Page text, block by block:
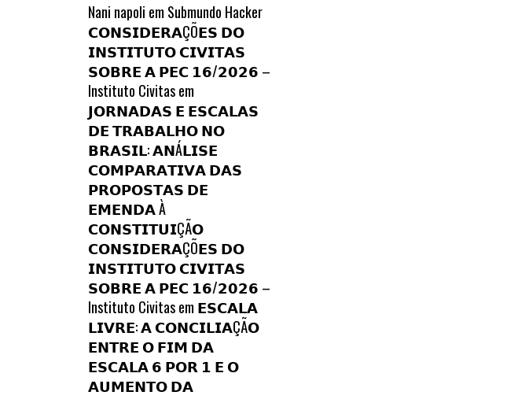
Nani napoli em Submundo Hacker
𝗖𝗢𝗡𝗦𝗜𝗗𝗘𝗥𝗔ÇÕ𝗘𝗦 𝗗𝗢
𝗜𝗡𝗦𝗧𝗜𝗧𝗨𝗧𝗢 𝗖𝗜𝗩𝗜𝗧𝗔𝗦
𝗦𝗢𝗕𝗥𝗘 𝗔 𝗣𝗘𝗖 𝟭𝟲/𝟮𝟬𝟮𝟲 –
Instituto Civitasem
𝗝𝗢𝗥𝗡𝗔𝗗𝗔𝗦 𝗘 𝗘𝗦𝗖𝗔𝗟𝗔𝗦
𝗗𝗘 𝗧𝗥𝗔𝗕𝗔𝗟𝗛𝗢 𝗡𝗢
𝗕𝗥𝗔𝗦𝗜𝗟: 𝗔𝗡Á𝗟𝗜𝗦𝗘
𝗖𝗢𝗠𝗣𝗔𝗥𝗔𝗧𝗜𝗩𝗔 𝗗𝗔𝗦
𝗣𝗥𝗢𝗣𝗢𝗦𝗧𝗔𝗦 𝗗𝗘
𝗘𝗠𝗘𝗡𝗗𝗔 À
𝗖𝗢𝗡𝗦𝗧𝗜𝗧𝗨𝗜ÇÃ𝗢
𝗖𝗢𝗡𝗦𝗜𝗗𝗘𝗥𝗔ÇÕ𝗘𝗦 𝗗𝗢
𝗜𝗡𝗦𝗧𝗜𝗧𝗨𝗧𝗢 𝗖𝗜𝗩𝗜𝗧𝗔𝗦
𝗦𝗢𝗕𝗥𝗘 𝗔 𝗣𝗘𝗖 𝟭𝟲/𝟮𝟬𝟮𝟲 –
Instituto Civitasem 𝗘𝗦𝗖𝗔𝗟𝗔
𝗟𝗜𝗩𝗥𝗘: 𝗔 𝗖𝗢𝗡𝗖𝗜𝗟𝗜𝗔ÇÃ𝗢
𝗘𝗡𝗧𝗥𝗘 𝗢 𝗙𝗜𝗠 𝗗𝗔
𝗘𝗦𝗖𝗔𝗟𝗔 𝟲 𝗣𝗢𝗥 𝟭 𝗘 𝗢
𝗔𝗨𝗠𝗘𝗡𝗧𝗢 𝗗𝗔